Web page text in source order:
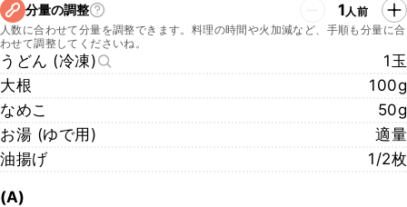
分量の調整 1人前
人数に合わせて分量を調整できます。料理の時間や火加減など、手順も分量に合
わせて調整してくださいね。
うどん (冷凍)
1玉
大根
100g
なめこ
50g
お湯 (ゆで用)
適量
油揚げ
1/2枚
(A)